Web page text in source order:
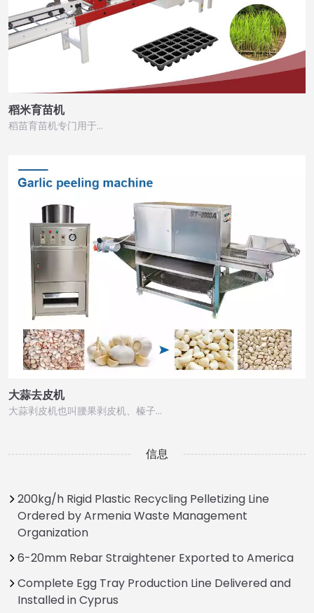
稻米育苗机
稻苗育苗机专门用于…
大蒜去皮机
大蒜剥皮机也叫腰果剥皮机、榛子…
信息
200kg/h Rigid Plastic Recycling Pelletizing Line
Ordered by Armenia Waste Management
Organization
6-20mm Rebar Straightener Exported to America
Complete Egg Tray Production Line Delivered and
Installed in Cyprus